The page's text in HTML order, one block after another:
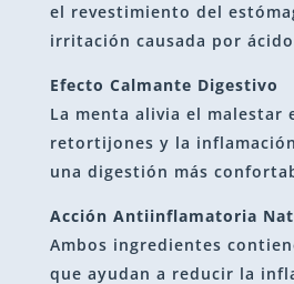
el revestimiento del
irritación causada por
Efecto Calmante Digestivo
La menta alivia el malestar
retortijones y la
una digestión más
Acción Antiinflamatoria
Ambos ingredientes
que ayudan a reducir la